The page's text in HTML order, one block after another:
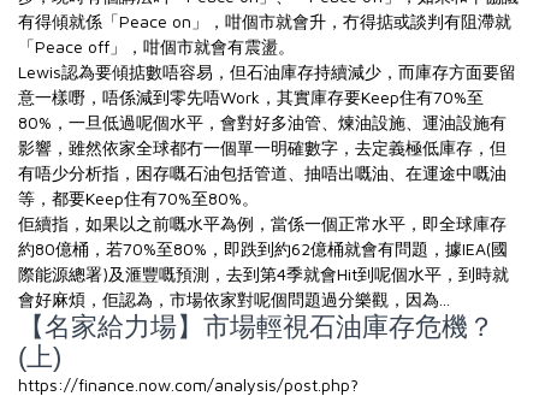
有得傾就係「Peace on」，咁個市就會升，冇得掂或談判有阻滯就
「Peace off」，咁個市就會有震盪。
Lewis認為要傾掂數唔容易，但石油庫存持續減少，而庫存方面要留
意一樣嘢，唔係減到零先唔Work，其實庫存要Keep住有70%至
80%，一旦低過呢個水平，會對好多油管、煉油設施、運油設施有
影響，雖然依家全球都冇一個單一明確數字，去定義極低庫存，但
有唔少分析指，困存嘅石油包括管道、抽唔出嘅油、在運途中嘅油
等，都要Keep住有70%至80%。
佢續指，如果以之前嘅水平為例，當係一個正常水平，即全球庫存
約80億桶，若70%至80%，即跌到約62億桶就會有問題，據IEA(國
際能源總署)及滙豐嘅預測，去到第4季就會Hit到呢個水平，到時就
會好麻煩，佢認為，市場依家對呢個問題過分樂觀，因為...
【名家給力場】市場輕視石油庫存危機？
(上)
https://finance.now.com/analysis/post.php?